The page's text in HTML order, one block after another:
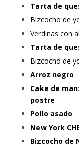
Tarta de
Bizcocho de
Verdinas con
Tarta de
Bizcocho de
Arroz negro
Cake de
postre
Pollo asado
New York
Bizcocho de